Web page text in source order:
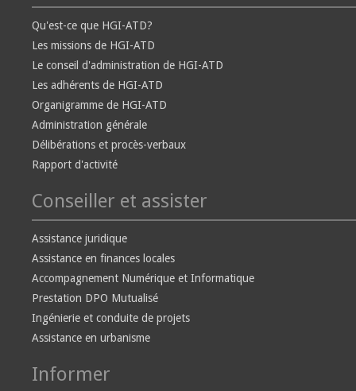
Qu'est-ce que HGI-ATD?
Les missions de HGI-ATD
Le conseil d'administration de HGI-ATD
Les adhérents de HGI-ATD
Organigramme de HGI-ATD
Administration générale
Délibérations et procès-verbaux
Rapport d'activité
Conseiller et assister
Assistance juridique
Assistance en finances locales
Accompagnement Numérique et Informatique
Prestation DPO Mutualisé
Ingénierie et conduite de projets
Assistance en urbanisme
Informer